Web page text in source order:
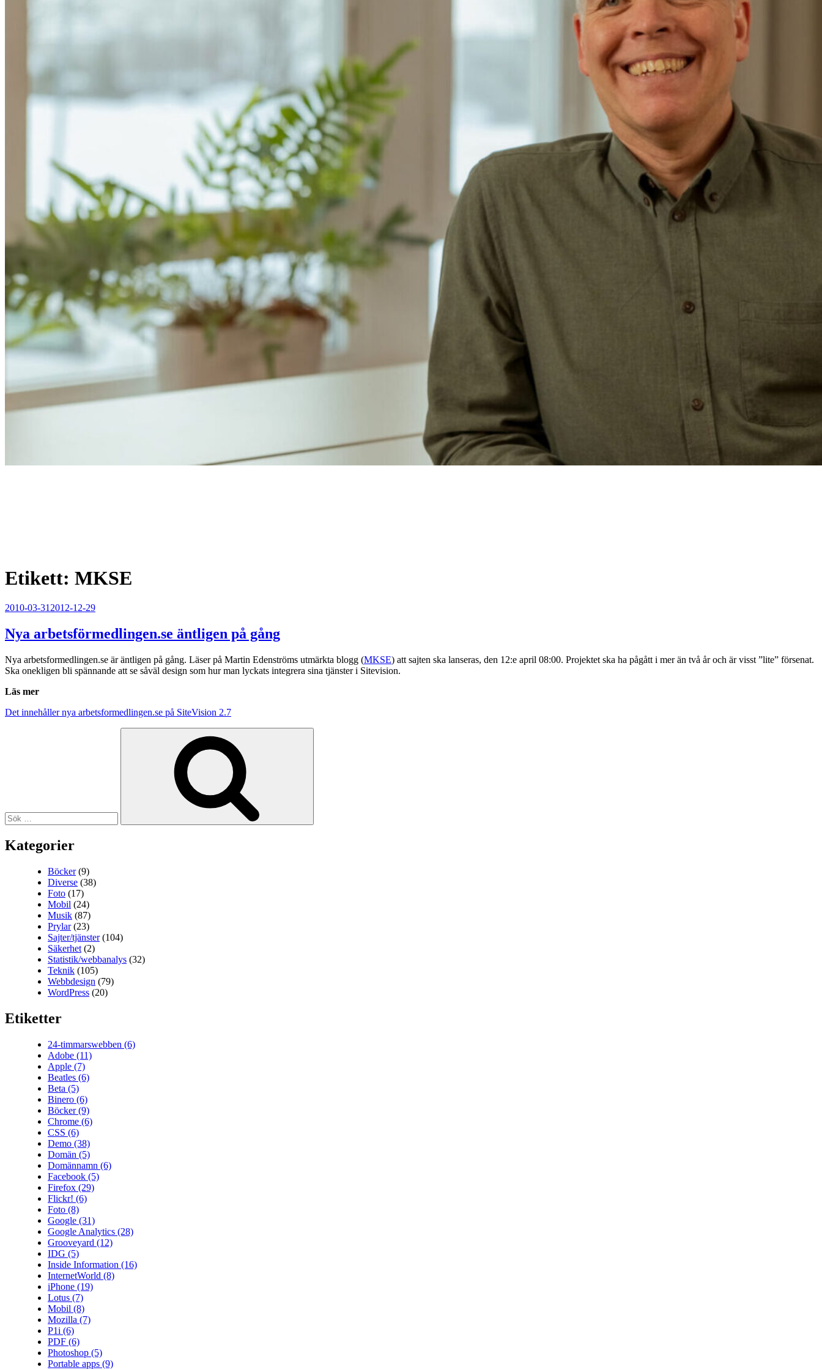
Etikett: MKSE
Publicerat
2010-03-312012-12-29
Nya arbetsförmedlingen.se äntligen på gång
Nya arbetsformedlingen.se är äntligen på gång. Läser på Martin Edenströms utmärkta blogg (MKSE) att sajten ska lanseras, den 12:e april 08:00. Projektet ska ha pågått i mer än två år och är visst ”lite” försenat.
Ska onekligen bli spännande att se såväl design som hur man lyckats integrera sina tjänster i Sitevision.
Läs mer
Det innehåller nya arbetsformedlingen.se på SiteVision 2.7
Kategorier
Böcker(9)
Diverse (38)
Foto (17)
Mobil (24)
Musik (87)
Prylar(23)
Sajter/tjänster(104)
Säkerhet (2)
Statistik/webbanalys (32)
Teknik (105)
Webbdesign (79)
WordPress (20)
Etiketter
24-timmarswebben (6)
Adobe (11)
Apple (7)
Beatles (6)
Beta (5)
Binero (6)
Böcker(9)
Chrome (6)
CSS (6)
Demo (38)
Domän (5)
Domännamn (6)
Facebook (5)
Firefox (29)
Flickr! (6)
Foto (8)
Google (31)
Google Analytics (28)
Grooveyard (12)
IDG (5)
Inside Information (16)
InternetWorld (8)
iPhone (19)
Lotus (7)
Mobil (8)
Mozilla (7)
P1i (6)
PDF (6)
Photoshop (5)
Portable apps (9)